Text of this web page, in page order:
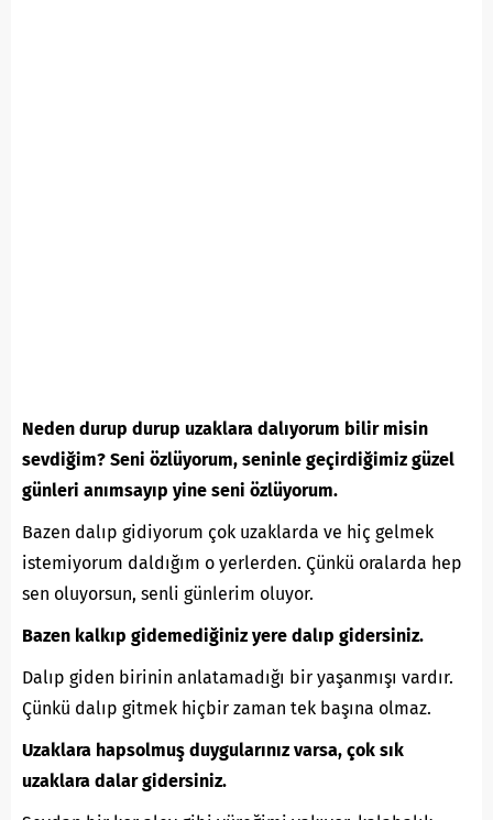
Neden durup durup uzaklara dalıyorum bilir misin
sevdiğim? Seni özlüyorum, seninle geçirdiğimiz güzel
günleri anımsayıp yine seni özlüyorum.
Bazen dalıp gidiyorum çok uzaklarda ve hiç gelmek
istemiyorum daldığım o yerlerden. Çünkü oralarda hep
sen oluyorsun, senli günlerim oluyor.
Bazen kalkıp gidemediğiniz yere dalıp gidersiniz.
Dalıp giden birinin anlatamadığı bir yaşanmışı vardır.
Çünkü dalıp gitmek hiçbir zaman tek başına olmaz.
Uzaklara hapsolmuş duygularınız varsa, çok sık
uzaklara dalar gidersiniz.